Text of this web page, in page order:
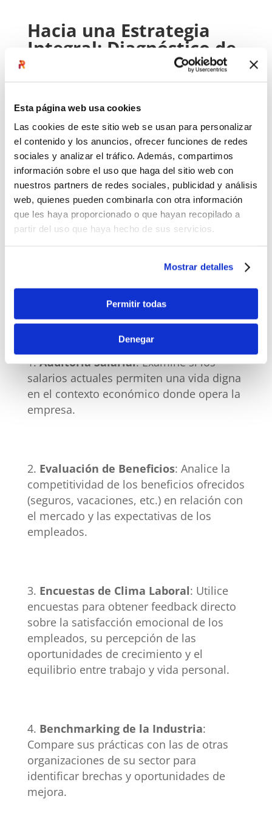
Esta página web usa cookies
Las cookies de este sitio web se usan para personalizar
el contenido y los anuncios, ofrecer funciones de redes
sociales y analizar el tráfico. Además, compartimos
información sobre el uso que haga del sitio web con
nuestros partners de redes sociales, publicidad y análisis
web, quienes pueden combinarla con otra información
que les haya proporcionado o que hayan recopilado a
partir del uso que haya hecho de sus servicios.
Mostrar detalles
Permitir todas
Denegar
Hacia una Estrategia
Integral: Diagnóstico de
Antes de desplegar estas estrategias, es
diagnóstico exhaustivo de su actual
sistema de compensación. Este
diagnóstico debe evaluar no solo los
componentes del salario y beneficios
tangibles, sino también los factores
intangibles que constituyen el salario
Pasos para un Diagnóstico Eficaz:
Auditoría Salarial: Examine si los
salarios actuales permiten una vida digna
en el contexto económico donde opera la
empresa.
Evaluación de Beneficios: Analice la
competitividad de los beneficios ofrecidos
(seguros, vacaciones, etc.) en relación con
el mercado y las expectativas de los
empleados.
Encuestas de Clima Laboral: Utilice
encuestas para obtener feedback directo
sobre la satisfacción emocional de los
empleados, su percepción de las
oportunidades de crecimiento y el
equilibrio entre trabajo y vida personal.
Benchmarking de la Industria:
Compare sus prácticas con las de otras
organizaciones de su sector para
identificar brechas y oportunidades de
mejora.